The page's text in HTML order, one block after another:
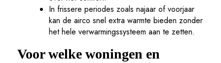
In frissere periodes zoals najaar of voorjaar
kan de airco snel extra warmte bieden zonder
het hele verwarmingssysteem aan te zetten.
Voor welke woningen en